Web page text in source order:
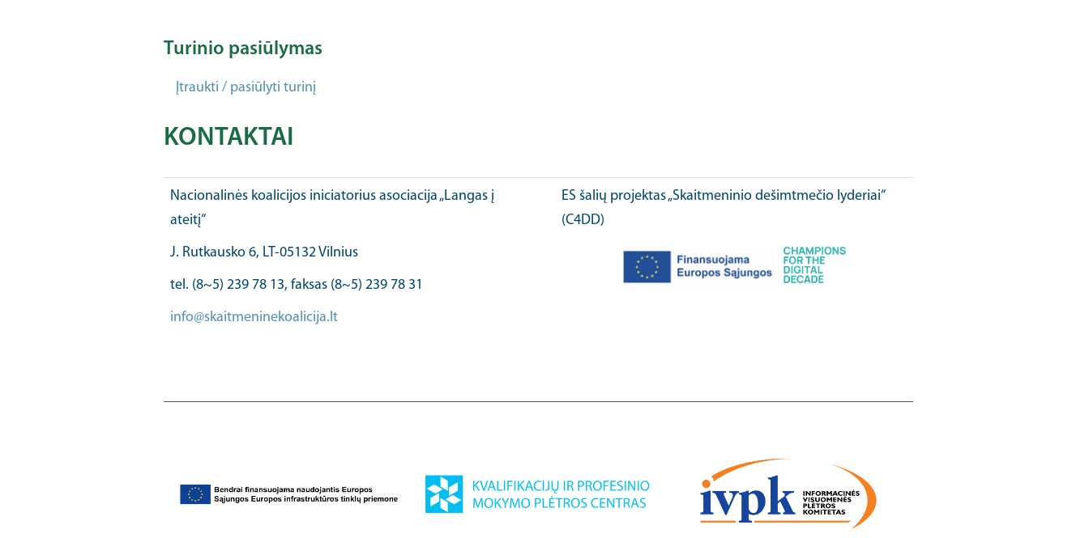
Turinio pasiūlymas
Įtraukti / pasiūlyti turinį
KONTAKTAI
Nacionalinės koalicijos iniciatorius asociacija „Langas į
ateitį“
J. Rutkausko 6, LT-05132 Vilnius
tel. (8~5) 239 78 13, faksas (8~5) 239 78 31
info@skaitmeninekoalicija.lt
ES šalių projektas „Skaitmeninio dešimtmečio lyderiai“
(C4DD)